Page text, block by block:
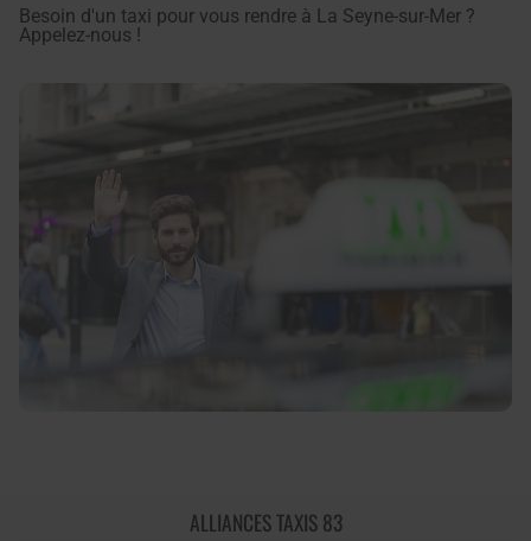
Besoin d'un taxi pour vous rendre à La Seyne-sur-Mer ?
Appelez-nous !
ALLIANCES TAXIS 83